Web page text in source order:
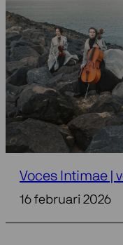
Voces Intimae |
16 februari 2026